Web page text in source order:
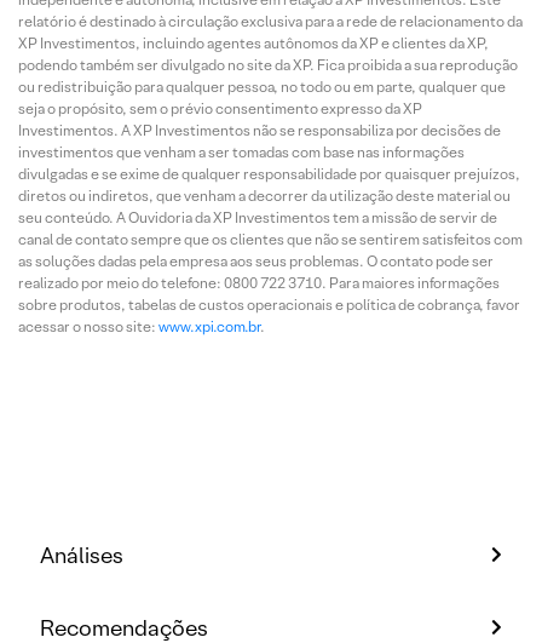
relatório é destinado à circulação exclusiva para a rede de relacionamento da
XP Investimentos, incluindo agentes autônomos da XP e clientes da XP,
podendo também ser divulgado no site da XP. Fica proibida a sua reprodução
ou redistribuição para qualquer pessoa, no todo ou em parte, qualquer que
seja o propósito, sem o prévio consentimento expresso da XP
Investimentos. A XP Investimentos não se responsabiliza por decisões de
investimentos que venham a ser tomadas com base nas informações
divulgadas e se exime de qualquer responsabilidade por quaisquer prejuízos,
diretos ou indiretos, que venham a decorrer da utilização deste material ou
seu conteúdo. A Ouvidoria da XP Investimentos tem a missão de servir de
canal de contato sempre que os clientes que não se sentirem satisfeitos com
as soluções dadas pela empresa aos seus problemas. O contato pode ser
realizado por meio do telefone: 0800 722 3710. Para maiores informações
sobre produtos, tabelas de custos operacionais e política de cobrança, favor
acessar o nosso site: www.xpi.com.br.
Análises
Recomendações